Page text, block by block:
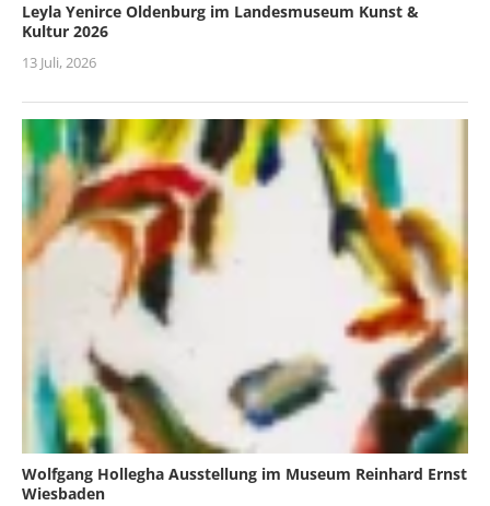
Leyla Yenirce Oldenburg im Landesmuseum Kunst &
Kultur 2026
13 Juli, 2026
Wolfgang Hollegha Ausstellung im Museum Reinhard Ernst
Wiesbaden